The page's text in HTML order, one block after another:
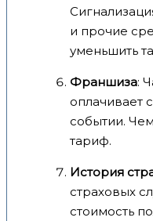
и прочие
уменьшить
Франшиза:
оплачивает
событии.
тариф.
История
страховых
стоимость